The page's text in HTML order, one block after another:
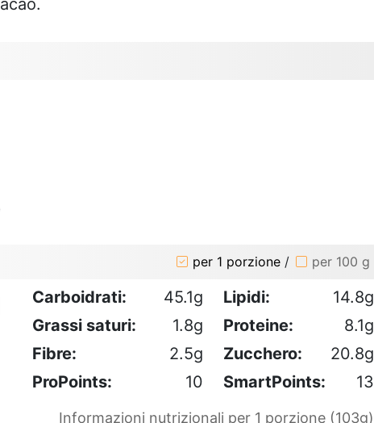
per 1 porzione / per 100 g
Carboidrati: 45.1g Lipidi:
14.8g
Grassi saturi:
1.8g Proteine:
8.1g
Fibre:
2.5g Zucchero:
20.8g
ProPoints:
10 SmartPoints: 13
Informazioni nutrizionali per 1 porzione (103g)